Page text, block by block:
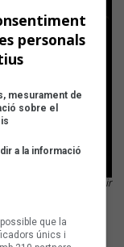
després de recollir
personals
mesurament de
sobre el
a la informació
que la
únics i